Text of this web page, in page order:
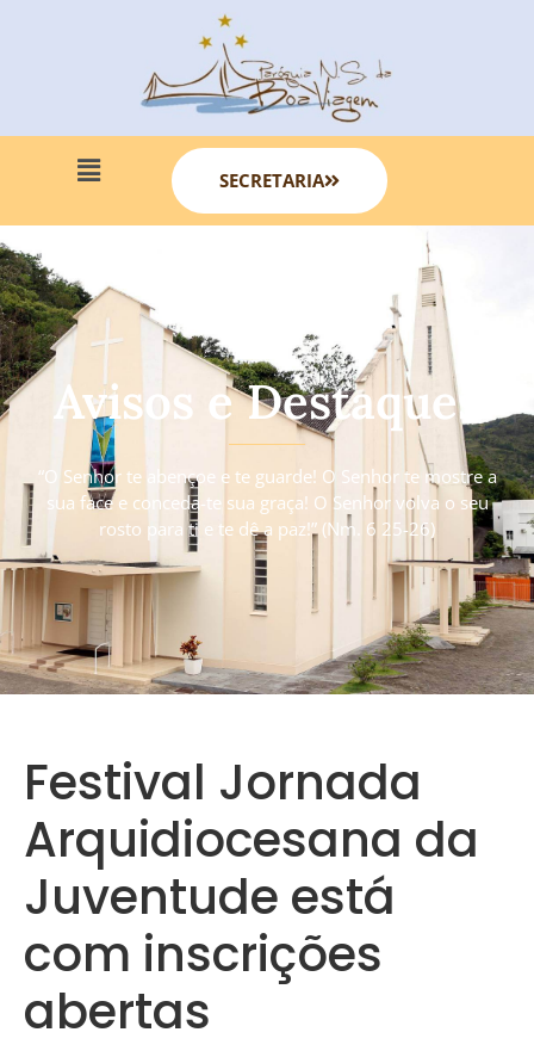
SECRETARIA
Avisos e Destaques
“O Senhor te abençoe e te guarde! O Senhor te mostre a
sua face e conceda-te sua graça! O Senhor volva o seu
rosto para ti e te dê a paz!” (Nm. 6 25-26)
Festival Jornada
Arquidiocesana da
Juventude está
com inscrições
abertas